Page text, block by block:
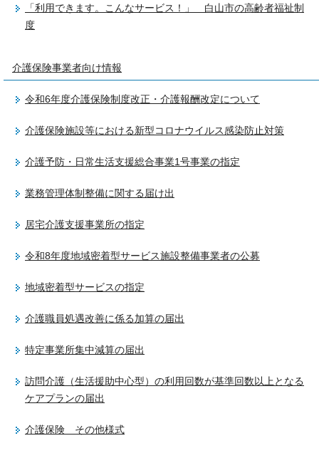
「利用できます。こんなサービス！」 白山市の高齢者福祉制
度
介護保険事業者向け情報
令和6年度介護保険制度改正・介護報酬改定について
介護保険施設等における新型コロナウイルス感染防止対策
介護予防・日常生活支援総合事業1号事業の指定
業務管理体制整備に関する届け出
居宅介護支援事業所の指定
令和8年度地域密着型サービス施設整備事業者の公募
地域密着型サービスの指定
介護職員処遇改善に係る加算の届出
特定事業所集中減算の届出
訪問介護（生活援助中心型）の利用回数が基準回数以上となる
ケアプランの届出
介護保険 その他様式